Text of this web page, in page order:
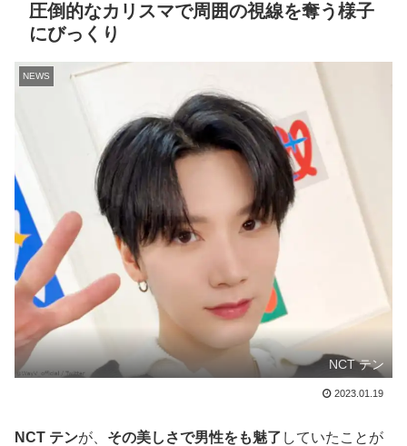
圧倒的なカリスマで周囲の視線を奪う様子
にびっくり
NEWS
NCT テン
2023.01.19
NCT テンが、 その美しさで男性をも魅了 していたことが